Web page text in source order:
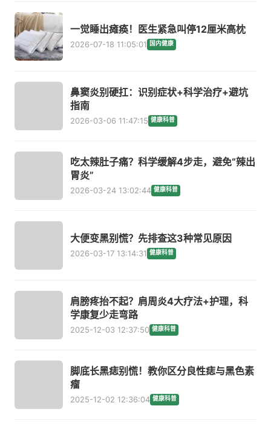
一觉睡出瘫痪！医生紧急叫停12厘米高枕
2026-07-18 11:05:01 国内健康
鼻窦炎别硬扛：识别症状+科学治疗+避坑
指南
2026-03-06 11:47:15 健康科普
吃太辣肚子痛？科学缓解4步走，避免“辣出
胃炎”
2026-03-24 13:02:44 健康科普
大便变黑别慌？先排查这3种常见原因
2026-03-17 13:14:31 健康科普
肩膀疼抬不起？肩周炎4大疗法+护理，科
学康复少走弯路
2025-12-03 12:37:50 健康科普
脚底长黑痣别慌！教你区分良性痣与黑色素
瘤
2025-12-02 12:36:04 健康科普